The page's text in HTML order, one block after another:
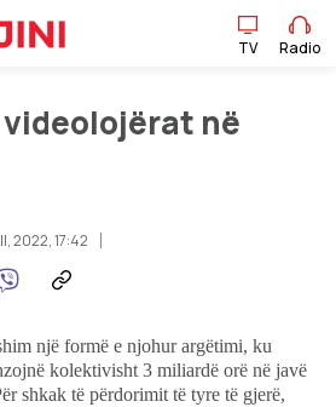
TV Radio
në
2022, 17:42
një formë e njohur argëtimi, ku
kolektivisht 3 miliardë orë në javë
shkak të përdorimit të tyre të gjerë,